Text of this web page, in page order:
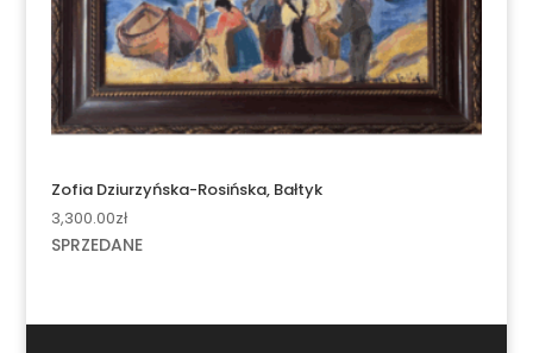
Zofia Dziurzyńska-Rosińska, Bałtyk
3,300.00zł
SPRZEDANE